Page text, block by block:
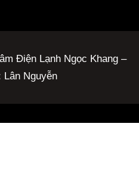
Điện Lạnh Ngọc Khang –
Lân Nguyễn